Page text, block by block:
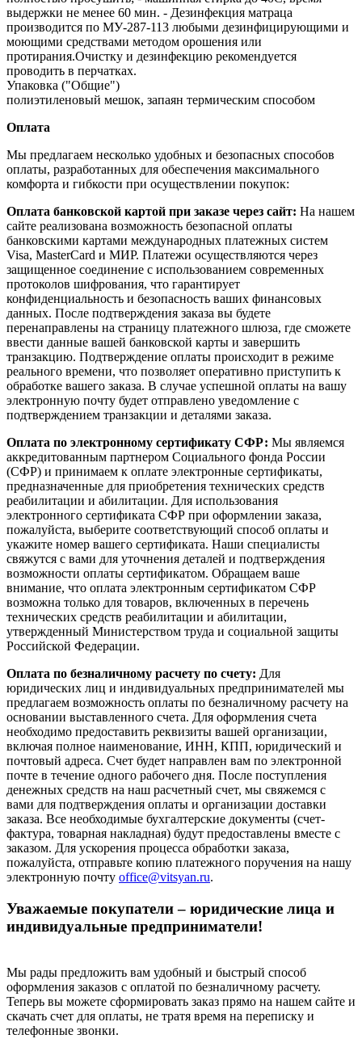
выдержки не менее 60 мин. - Дезинфекция матраца
производится по МУ‐287‐113 любыми дезинфицирующими и
моющими средствами методом орошения или
протирания.Очистку и дезинфекцию рекомендуется
проводить в перчатках.
Упаковка ("Общие")
полиэтиленовый мешок, запаян термическим способом
Оплата
Мы предлагаем несколько удобных и безопасных способов
оплаты, разработанных для обеспечения максимального
комфорта и гибкости при осуществлении покупок:
Оплата банковской картой при заказе через сайт: На нашем
сайте реализована возможность безопасной оплаты
банковскими картами международных платежных систем
Visa, MasterCard и МИР. Платежи осуществляются через
защищенное соединение с использованием современных
протоколов шифрования, что гарантирует
конфиденциальность и безопасность ваших финансовых
данных. После подтверждения заказа вы будете
перенаправлены на страницу платежного шлюза, где сможете
ввести данные вашей банковской карты и завершить
транзакцию. Подтверждение оплаты происходит в режиме
реального времени, что позволяет оперативно приступить к
обработке вашего заказа. В случае успешной оплаты на вашу
электронную почту будет отправлено уведомление с
подтверждением транзакции и деталями заказа.
Оплата по электронному сертификату СФР: Мы являемся
аккредитованным партнером Социального фонда России
(СФР) и принимаем к оплате электронные сертификаты,
предназначенные для приобретения технических средств
реабилитации и абилитации. Для использования
электронного сертификата СФР при оформлении заказа,
пожалуйста, выберите соответствующий способ оплаты и
укажите номер вашего сертификата. Наши специалисты
свяжутся с вами для уточнения деталей и подтверждения
возможности оплаты сертификатом. Обращаем ваше
внимание, что оплата электронным сертификатом СФР
возможна только для товаров, включенных в перечень
технических средств реабилитации и абилитации,
утвержденный Министерством труда и социальной защиты
Российской Федерации.
Оплата по безналичному расчету по счету: Для
юридических лиц и индивидуальных предпринимателей мы
предлагаем возможность оплаты по безналичному расчету на
основании выставленного счета. Для оформления счета
необходимо предоставить реквизиты вашей организации,
включая полное наименование, ИНН, КПП, юридический и
почтовый адреса. Счет будет направлен вам по электронной
почте в течение одного рабочего дня. После поступления
денежных средств на наш расчетный счет, мы свяжемся с
вами для подтверждения оплаты и организации доставки
заказа. Все необходимые бухгалтерские документы (счет-
фактура, товарная накладная) будут предоставлены вместе с
заказом. Для ускорения процесса обработки заказа,
пожалуйста, отправьте копию платежного поручения на нашу
электронную почту office@vitsyan.ru.
Уважаемые покупатели – юридические лица и
индивидуальные предприниматели!
Мы рады предложить вам удобный и быстрый способ
оформления заказов с оплатой по безналичному расчету.
Теперь вы можете сформировать заказ прямо на нашем сайте и
скачать счет для оплаты, не тратя время на переписку и
телефонные звонки.